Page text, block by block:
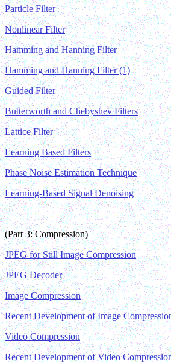
Particle Filter
Nonlinear Filter
Hamming and Hanning Filter
Hamming and Hanning Filter (1)
Guided Filter
Butterworth and Chebyshev Filters
Lattice Filter
Learning Based Filters
Phase Noise Estimation Technique
Learning-Based Signal Denoising
(Part 3: Compression)
JPEG for Still Image Compression
JPEG Decoder
Image Compression
Recent Development of Image
Video Compression
Recent Development of Video